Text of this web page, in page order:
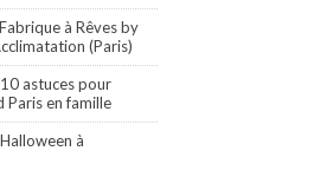
à Rêves by
(Paris)
10 astuces pour
en famille
Halloween à